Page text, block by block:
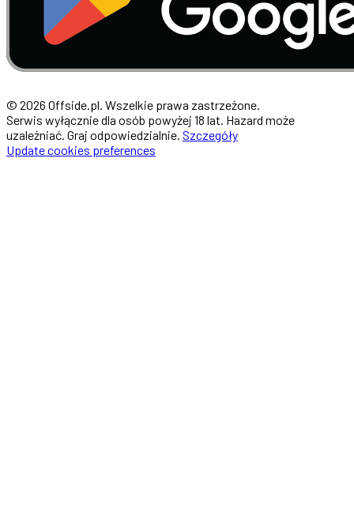
© 2026 Offside.pl. Wszelkie prawa zastrzeżone.
Serwis wyłącznie dla osób powyżej 18 lat. Hazard może
uzależniać. Graj odpowiedzialnie. Szczegóły
Update cookies preferences